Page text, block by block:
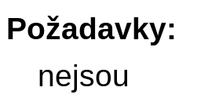
Požadavky:
nejsou